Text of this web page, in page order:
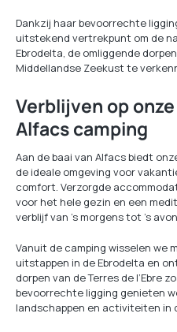
Dankzij haar bevoorrechte
uitstekend vertrekpunt om de
Ebrodelta, de omliggende
Middellandse Zeekust te
Verblijven op
Alfacs camping
Aan de baai van Alfacs biedt
de ideale omgeving voor
comfort. Verzorgde
voor het hele gezin en een
verblijf van ’s morgens tot ’s
Vanuit de camping wisselen we
uitstappen in de Ebrodelta en
dorpen van de Terres de l’Ebre
bevoorrechte ligging genieten
landschappen en activiteiten in